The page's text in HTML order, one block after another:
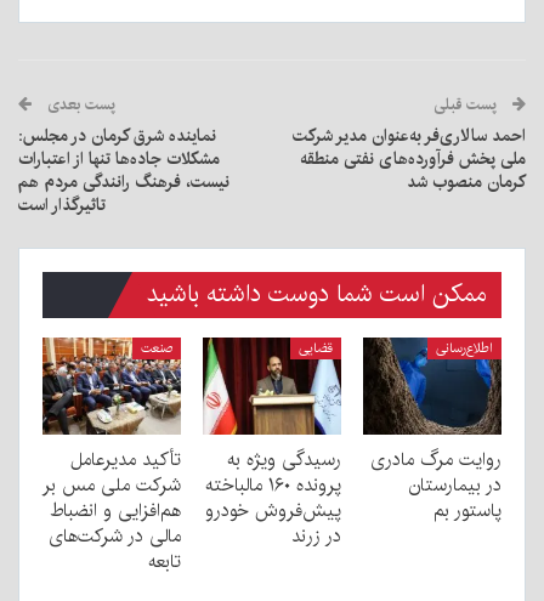
پست قبلی
احمد سالاری‌فر به‌عنوان مدیر شرکت
ملی پخش فرآورده‌های نفتی منطقه
کرمان منصوب شد
پست بعدی
نماینده شرق کرمان در مجلس:
مشکلات جاده‌ها تنها از اعتبارات
نیست، فرهنگ رانندگی مردم هم
تاثیرگذار است
ممکن است شما دوست داشته باشید
اطلاع‌رسانی
روایت مرگ مادری
در بیمارستان
پاستور بم
قضایی
رسیدگی ویژه به
پرونده ۱۶۰ مالباخته
پیش‌فروش خودرو
در زرند
صنعت
تأکید مدیرعامل
شرکت ملی مس بر
هم‌افزایی و انضباط
مالی در شرکت‌های
تابعه